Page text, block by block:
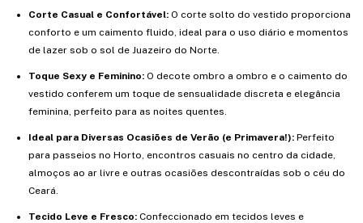
Corte Casual e Confortável: O corte solto do vestido proporciona
conforto e um caimento fluido, ideal para o uso diário e momentos
de lazer sob o sol de Juazeiro do Norte.
Toque Sexy e Feminino: O decote ombro a ombro e o caimento do
vestido conferem um toque de sensualidade discreta e elegância
feminina, perfeito para as noites quentes.
Ideal para Diversas Ocasiões de Verão (e Primavera!): Perfeito
para passeios no Horto, encontros casuais no centro da cidade,
almoços ao ar livre e outras ocasiões descontraídas sob o céu do
Ceará.
Tecido Leve e Fresco: Confeccionado em tecidos leves e